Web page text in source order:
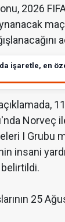
2026
işaretle, en
Norveç
I Grubu
insani
25